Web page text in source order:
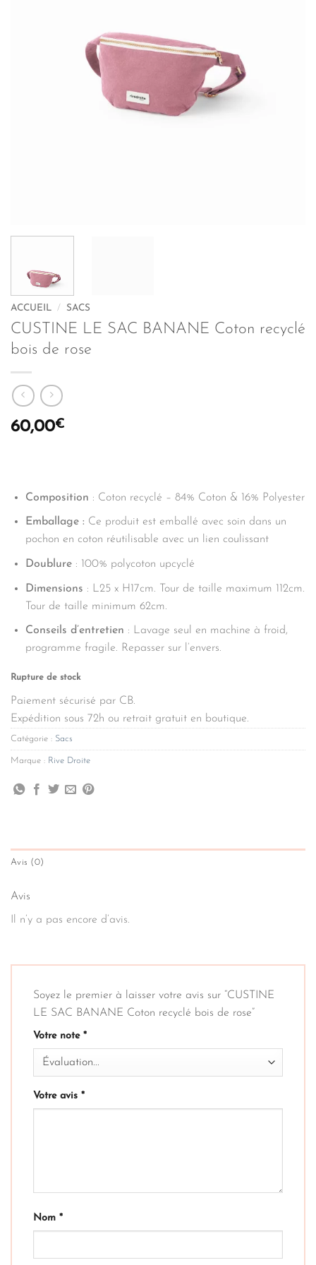
ACCUEIL / SACS
CUSTINE LE SAC BANANE Coton recyclé
bois de rose
60,00€
Composition : Coton recyclé – 84% Coton & 16% Polyester
Emballage : Ce produit est emballé avec soin dans un
pochon en coton réutilisable avec un lien coulissant
Doublure: 100% polycoton upcyclé
Dimensions : L25 x H17cm. Tour de taille maximum 112cm.
Tour de taille minimum 62cm.
Conseils d’entretien : Lavage seul en machine à froid,
programme fragile. Repasser sur l’envers.
Rupture de stock
Paiement sécurisé par CB.
Expédition sous 72h ou retrait gratuit en boutique.
Catégorie : Sacs
Marque : Rive Droite
Avis (0)
Avis
Il n’y a pas encore d’avis.
Soyez le premier à laisser votre avis sur “CUSTINE
LE SAC BANANE Coton recyclé bois de rose”
Votre note *
Votre avis *
Nom *